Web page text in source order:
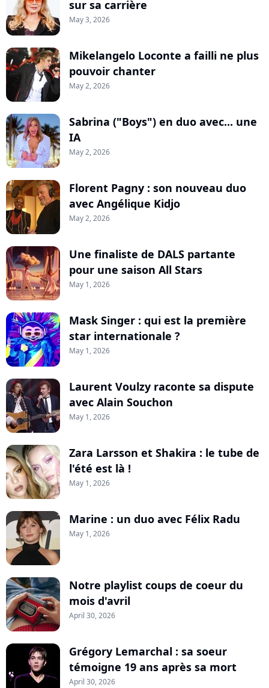
sur sa carrière
May 3, 2026
Mikelangelo Loconte a failli ne plus
pouvoir chanter
May 2, 2026
Sabrina ("Boys") en duo avec... une
IA
May 2, 2026
Florent Pagny : son nouveau duo
avec Angélique Kidjo
May 2, 2026
Une finaliste de DALS partante
pour une saison All Stars
May 1, 2026
Mask Singer : qui est la première
star internationale ?
May 1, 2026
Laurent Voulzy raconte sa dispute
avec Alain Souchon
May 1, 2026
Zara Larsson et Shakira : le tube de
l'été est là !
May 1, 2026
Marine : un duo avec Félix Radu
May 1, 2026
Notre playlist coups de coeur du
mois d'avril
April 30, 2026
Grégory Lemarchal : sa soeur
témoigne 19 ans après sa mort
April 30, 2026